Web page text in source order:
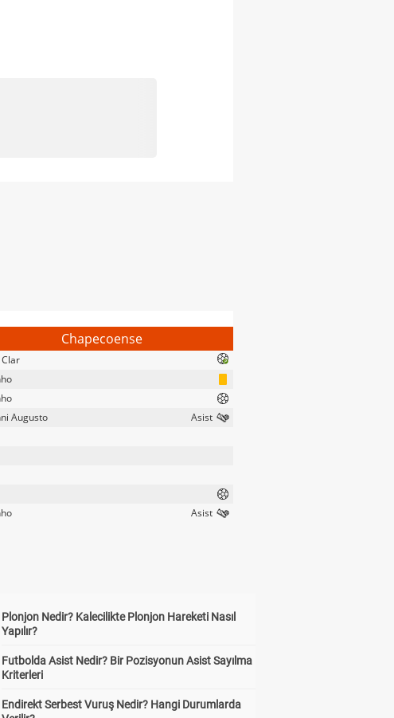
Chapecoense
Augusto
Plonjon Nedir? Kalecilikte Plonjon Hareketi Nasıl
Yapılır?
Futbolda Asist Nedir? Bir Pozisyonun Asist Sayılma
Kriterleri
Endirekt Serbest Vuruş Nedir? Hangi Durumlarda